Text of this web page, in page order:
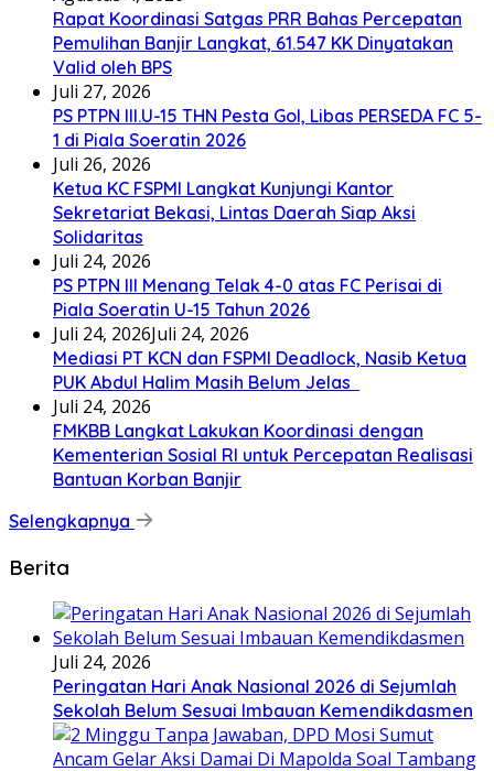
Rapat Koordinasi Satgas PRR Bahas Percepatan
Pemulihan Banjir Langkat, 61.547 KK Dinyatakan
Valid oleh BPS
Juli 27, 2026
PS PTPN III.U-15 THN Pesta Gol, Libas PERSEDA FC 5-
1 di Piala Soeratin 2026
Juli 26, 2026
Ketua KC FSPMI Langkat Kunjungi Kantor
Sekretariat Bekasi, Lintas Daerah Siap Aksi
Solidaritas
Juli 24, 2026
PS PTPN III Menang Telak 4-0 atas FC Perisai di
Piala Soeratin U-15 Tahun 2026
Juli 24, 2026Juli 24, 2026
Mediasi PT KCN dan FSPMI Deadlock, Nasib Ketua
PUK Abdul Halim Masih Belum Jelas
Juli 24, 2026
FMKBB Langkat Lakukan Koordinasi dengan
Kementerian Sosial RI untuk Percepatan Realisasi
Bantuan Korban Banjir
Selengkapnya
Berita
Juli 24, 2026
Peringatan Hari Anak Nasional 2026 di Sejumlah
Sekolah Belum Sesuai Imbauan Kemendikdasmen